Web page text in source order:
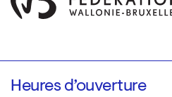
Heures d’ouverture